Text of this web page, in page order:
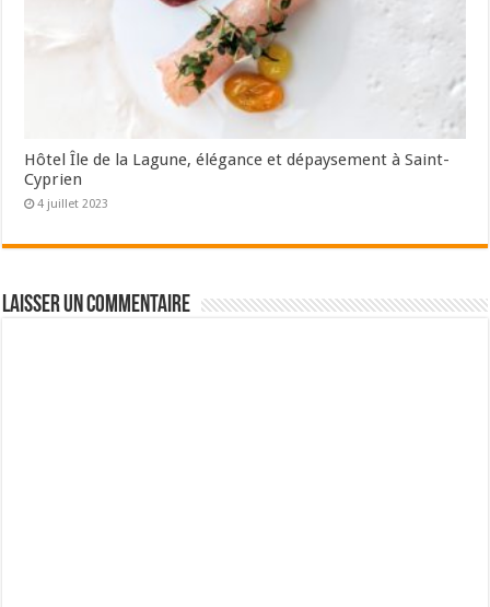
Hôtel Île de la Lagune, élégance et dépaysement à Saint-
Cyprien
4 juillet 2023
Laisser un commentaire